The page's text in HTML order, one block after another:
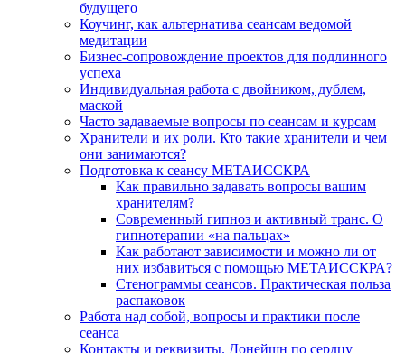
будущего
Коучинг, как альтернатива сеансам ведомой
медитации
Бизнес-сопровождение проектов для подлинного
успеха
Индивидуальная работа с двойником, дублем,
маской
Часто задаваемые вопросы по сеансам и курсам
Хранители и их роли. Кто такие хранители и чем
они занимаются?
Подготовка к сеансу МЕТАИССКРА
Как правильно задавать вопросы вашим
хранителям?
Современный гипноз и активный транс. О
гипнотерапии «на пальцах»
Как работают зависимости и можно ли от
них избавиться с помощью МЕТАИССКРА?
Стенограммы сеансов. Практическая польза
распаковок
Работа над собой, вопросы и практики после
сеанса
Контакты и реквизиты. Донейшн по сердцу